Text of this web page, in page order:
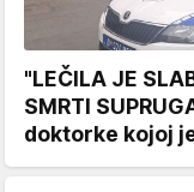
"LEČILA JE
SMRTI
doktorke kojoj